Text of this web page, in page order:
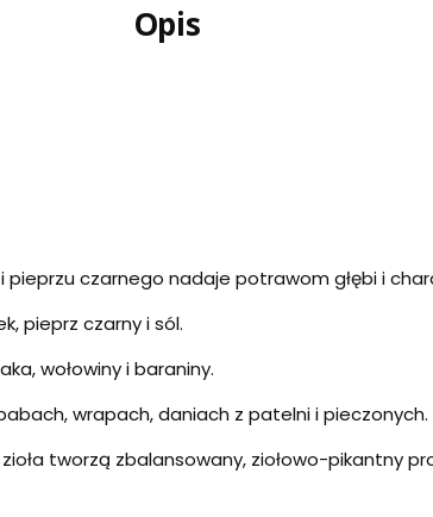
Opis
pieprzu czarnego nadaje potrawom głębi i
pieprz czarny i sól.
wołowiny i baraniny.
wrapach, daniach z patelni i pieczonych.
tworzą zbalansowany, ziołowo-pikantny